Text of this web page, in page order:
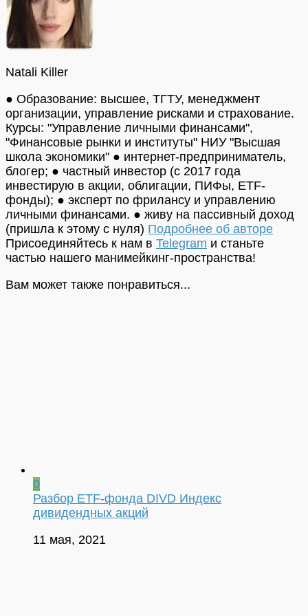
Natali Killer
● Образование: высшее, ТГТУ, менеджмент
организации, управление рисками и страхование.
Курсы: "Управление личными финансами",
"Финансовые рынки и институты" НИУ "Высшая
школа экономики" ● интернет-предприниматель,
блогер; ● частный инвестор (с 2017 года
инвестирую в акции, облигации, ПИФы, ETF-
фонды); ● эксперт по фрилансу и управлению
личными финансами. ● живу на пассивный доход
(пришла к этому с нуля) Подробнее об авторе
Присоединяйтесь к нам в Telegram и станьте
частью нашего манимейкинг-пространства!
Вам может также понравиться...
0
Разбор ETF-фонда DIVD Индекс
дивидендных акций
11 мая, 2021